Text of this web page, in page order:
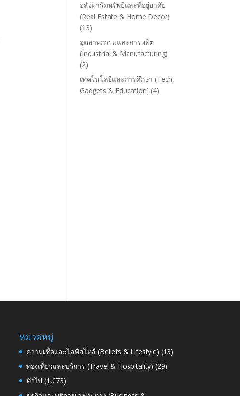
อสังหาริมทรัพย์และที่อยู่อาศัย
(Real Estate & Home Decor)
(13)
อุตสาหกรรมและการผลิต
(Industrial & Manufacturing)
(2)
เทคโนโลยีและการศึกษา (Tech,
Gadgets & Education) (4)
หมวดหมู่
ความเชื่อและไลฟ์สไตล์ (Beliefs & Lifestyle) (13)
ท่องเที่ยวและบริการ (Travel & Hospitality) (29)
ทั่วไป (1,073)